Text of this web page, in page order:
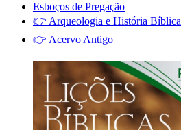
Esboços de Pregação
👉 Arqueologia e História Bíblica
👉 Acervo Antigo